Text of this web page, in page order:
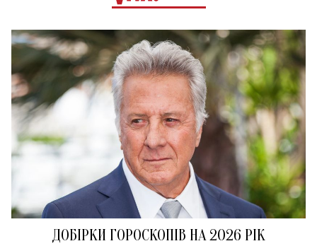
ДОБІРКИ ГОРОСКОПІВ НА 2026 РІК